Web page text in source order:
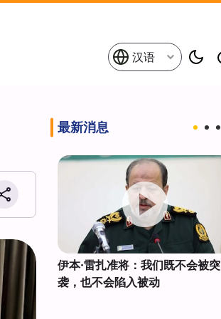
汉语
最新消息
朗新空
伊本·雷扎准将：我们既不会被突
袭，也不会陷入被动